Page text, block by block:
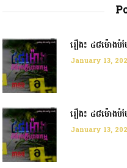
រឿង៖ ៤៨ម៉ោងបំប
January 13,
រឿង៖ ៤៨ម៉ោងបំប
January 13,